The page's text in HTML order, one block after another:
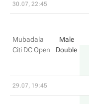
30.07, 22:45
Mubadala
Citi DC Open
Male
Double
29.07, 19:45